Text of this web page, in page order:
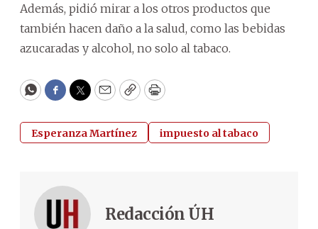
Además, pidió mirar a los otros productos que
también hacen daño a la salud, como las bebidas
azucaradas y alcohol, no solo al tabaco.
WhatsApp
Facebook
Twitter
EmailCopyPrint
Esperanza Martínez impuesto al tabaco
Redacción ÚH